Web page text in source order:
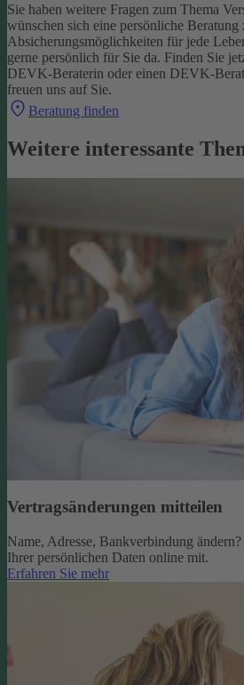
Sie haben weitere Fragen zum Thema
wünschen sich eine persönliche Beratung
Absicherungsmöglichkeiten für jede
gerne persönlich für Sie da. Finden Sie
DEVK-Beraterin oder einen DEVK-
freuen uns auf Sie.
Beratung finden
Weitere interessante
Vertragsänderungen mitteilen
Name, Adresse, Bankverbindung
Ihrer persönlichen Daten online mit.
Erfahren Sie mehr